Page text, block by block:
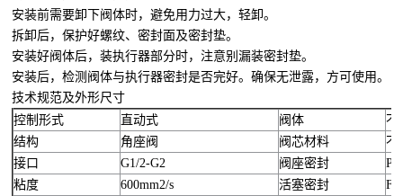
安装前需要卸下阀体时，避免用力过大，轻卸。
拆卸后，保护好螺纹、密封面及密封垫。
安装好阀体后，装执行器部分时，注意别漏装密封垫。
安装后，检测阀体与执行器密封是否完好。确保无泄露，方可使用。
技术规范及外形尺寸
控制形式
直动式 阀体
不
结构
角座阀 阀芯材料
不
接口
G1/2-G2 阀座密封
粘度
600mm2/s 活塞密封